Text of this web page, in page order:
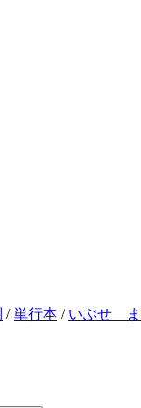
/単行本 / いぶせ ま